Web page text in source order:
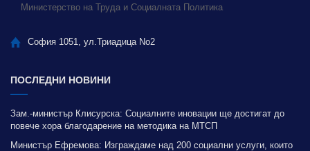
Министерство на Труда и Социалната Политика
София 1051, ул.Триадица No2
ПОСЛЕДНИ НОВИНИ
Зам.-министър Клисурска: Социалните иновации ще достигат до
повече хора благодарение на методика на МТСП
Министър Ефремова: Изграждаме над 200 социални услуги, които